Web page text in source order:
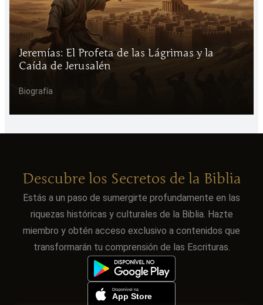
Jeremías: El Profeta de las Lágrimas y la
Caída de Jerusalén
Biografía
Descubre los Secretos de la Biblia
Estás a un paso de sumergirte profundamente en las
riquezas históricas y culturales de la Biblia. Hazte
miembro y obtén acceso exclusivo a contenidos que
transformarán tu comprensión de las Escrituras.